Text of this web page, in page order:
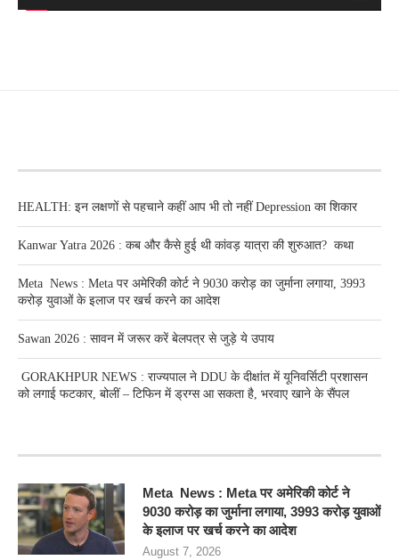
HEALTH: इन लक्षणों से पहचाने कहीं आप भी तो नहीं Depression का शिकार
Kanwar Yatra 2026 : कब और कैसे हुई थी कांवड़ यात्रा की शुरुआत? कथा
Meta News : Meta पर अमेरिकी कोर्ट ने 9030 करोड़ का जुर्माना लगाया, 3993
करोड़ युवाओं के इलाज पर खर्च करने का आदेश
Sawan 2026 : सावन में जरूर करें बेलपत्र से जुड़े ये उपाय
GORAKHPUR NEWS : राज्यपाल ने DDU के दीक्षांत में यूनिवर्सिटी प्रशासन
को लगाई फटकार, बोलीं – टिफिन में ड्रग्स आ सकता है, भरवाए खाने के सैंपल
Meta News : Meta पर अमेरिकी कोर्ट ने
9030 करोड़ का जुर्माना लगाया, 3993 करोड़ युवाओं
के इलाज पर खर्च करने का आदेश
August 7, 2026